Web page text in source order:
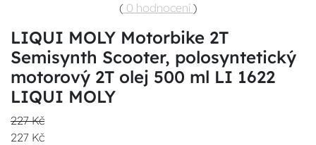
( 0 hodnocení )
LIQUI MOLY Motorbike 2T
Semisynth Scooter, polosyntetický
motorový 2T olej 500 ml LI 1622
LIQUI MOLY
227 Kč
227 Kč